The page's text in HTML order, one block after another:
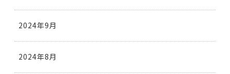
2024年9月
2024年8月